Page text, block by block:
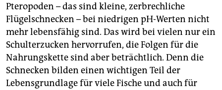
Pteropoden – das sind kleine, zerbrechliche
Flügelschnecken – bei niedrigen pH-Werten nicht
mehr lebensfähig sind. Das wird bei vielen nur ein
Schulterzucken hervorrufen, die Folgen für die
Nahrungskette sind aber beträchtlich. Denn die
Schnecken bilden einen wichtigen Teil der
Lebensgrundlage für viele Fische und auch für